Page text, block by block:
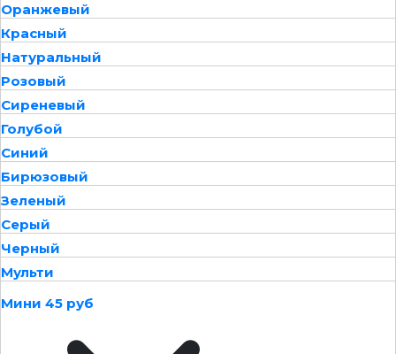
Оранжевый
Красный
Натуральный
Розовый
Сиреневый
Голубой
Синий
Бирюзовый
Зеленый
Серый
Черный
Мульти
Мини 45 руб